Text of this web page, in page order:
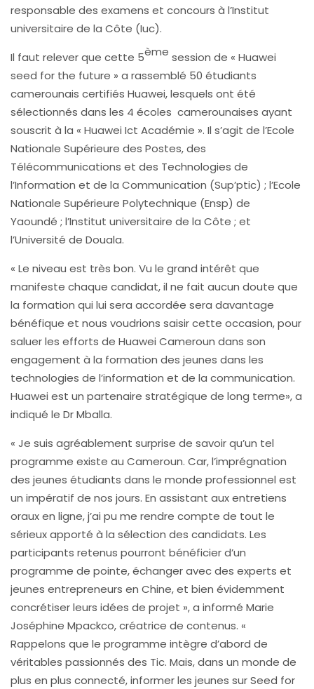
responsable des examens et concours à l’Institut
universitaire de la Côte (Iuc).
Il faut relever que cette 5ème session de « Huawei
seed for the future » a rassemblé 50 étudiants
camerounais certifiés Huawei, lesquels ont été
sélectionnés dans les 4 écoles camerounaises ayant
souscrit à la « Huawei Ict Académie ». Il s’agit de l’Ecole
Nationale Supérieure des Postes, des
Télécommunications et des Technologies de
l’Information et de la Communication (Sup’ptic) ; l’Ecole
Nationale Supérieure Polytechnique (Ensp) de
Yaoundé ; l’Institut universitaire de la Côte ; et
l’Université de Douala.
« Le niveau est très bon. Vu le grand intérêt que
manifeste chaque candidat, il ne fait aucun doute que
la formation qui lui sera accordée sera davantage
bénéfique et nous voudrions saisir cette occasion, pour
saluer les efforts de Huawei Cameroun dans son
engagement à la formation des jeunes dans les
technologies de l’information et de la communication.
Huawei est un partenaire stratégique de long terme», a
indiqué le Dr Mballa.
« Je suis agréablement surprise de savoir qu’un tel
programme existe au Cameroun. Car, l’imprégnation
des jeunes étudiants dans le monde professionnel est
un impératif de nos jours. En assistant aux entretiens
oraux en ligne, j’ai pu me rendre compte de tout le
sérieux apporté à la sélection des candidats. Les
participants retenus pourront bénéficier d’un
programme de pointe, échanger avec des experts et
jeunes entrepreneurs en Chine, et bien évidemment
concrétiser leurs idées de projet », a informé Marie
Joséphine Mpackco, créatrice de contenus. «
Rappelons que le programme intègre d’abord de
véritables passionnés des Tic. Mais, dans un monde de
plus en plus connecté, informer les jeunes sur Seed for